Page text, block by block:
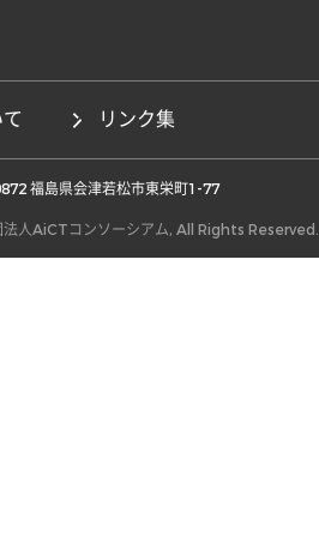
リンク集
福島県会津若松市東栄町1-77
人AiCTコンソーシアム, All Rights Reserved.